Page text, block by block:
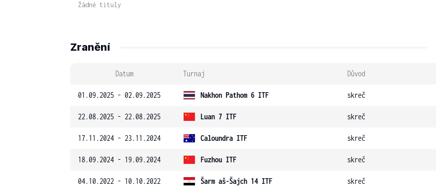
Žádné tituly
Zranění
Datum Turnaj Důvod
01.09.2025 - 02.09.2025 Nakhon Pathom 6 ITF skreč
22.08.2025 - 22.08.2025 Luan 7 ITF skreč
17.11.2024 - 23.11.2024 Caloundra ITF skreč
18.09.2024 - 19.09.2024 Fuzhou ITF skreč
04.10.2022 - 10.10.2022 Šarm aš-Šajch 14 ITF skreč